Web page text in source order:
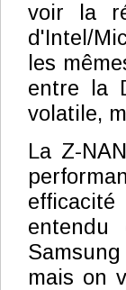
voir la
d'Intel/
les
entre la
volatile,
La Z-
entendu
mais on